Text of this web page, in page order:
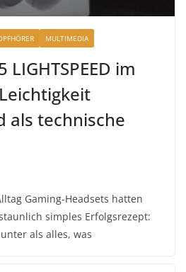
MULTIMEDIA
LIGHTSPEED im
als technische
Gaming-Headsets hatten
simples Erfolgsrezept:
als alles, was